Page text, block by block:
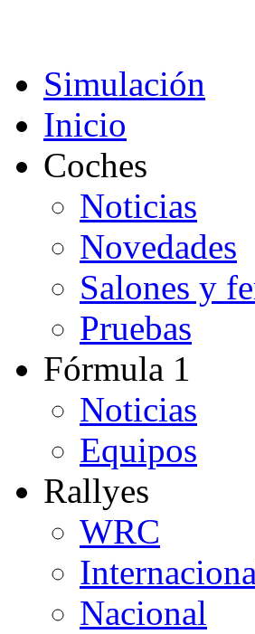
Simulación
Inicio
Coches
Noticias
Novedades
Salones y
Pruebas
Fórmula 1
Noticias
Equipos
Rallyes
WRC
Nacional